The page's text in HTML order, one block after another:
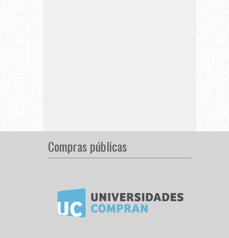
Compras públicas